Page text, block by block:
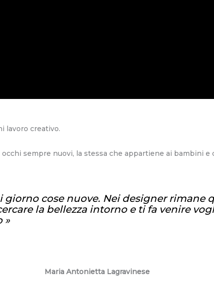
lavoro creativo.
sempre nuovi, la stessa che appartiene ai bambini
cose nuove. Nei designer rimane
la bellezza intorno e ti fa venire
»
Maria Antonietta Lagravinese